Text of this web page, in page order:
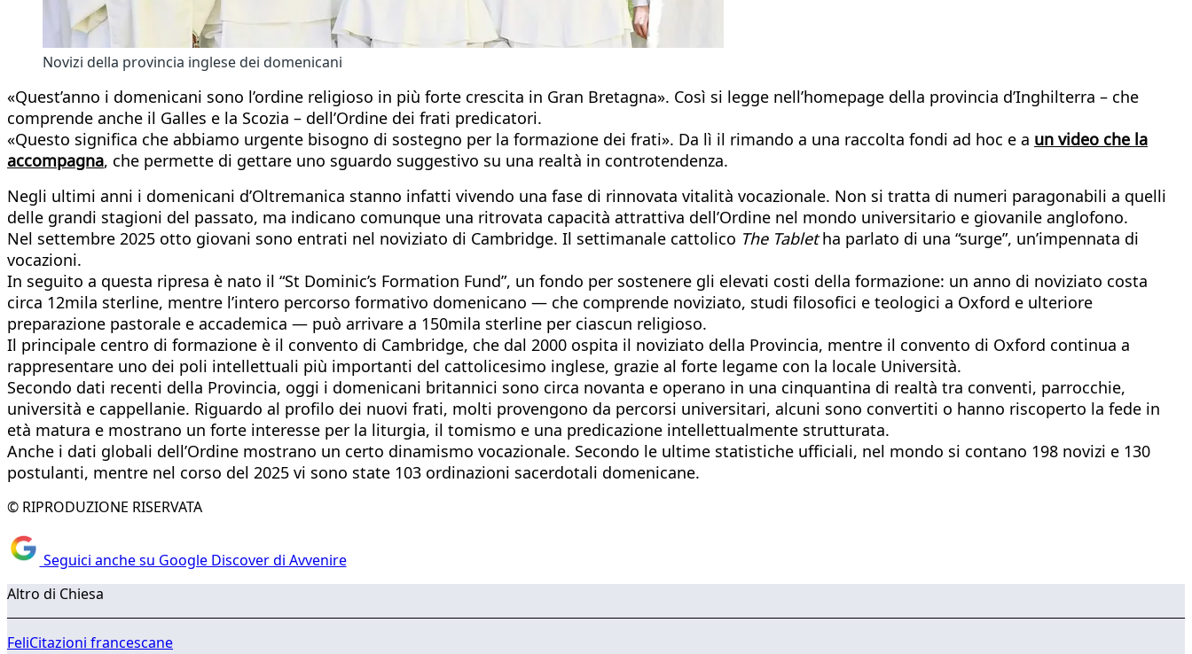
Novizi della provincia inglese dei domenicani
«Quest’anno i domenicani sono l’ordine religioso in più forte crescita in Gran Bretagna». Così si legge nell’homepage della provincia d’Inghilterra – che
comprende anche il Galles e la Scozia – dell’Ordine dei frati predicatori.
«Questo significa che abbiamo urgente bisogno di sostegno per la formazione dei frati». Da lì il rimando a una raccolta fondi ad hoc e a un video che la
accompagna, che permette di gettare uno sguardo suggestivo su una realtà in controtendenza.
Negli ultimi anni i domenicani d’Oltremanica stanno infatti vivendo una fase di rinnovata vitalità vocazionale. Non si tratta di numeri paragonabili a quelli
delle grandi stagioni del passato, ma indicano comunque una ritrovata capacità attrattiva dell’Ordine nel mondo universitario e giovanile anglofono.
Nel settembre 2025 otto giovani sono entrati nel noviziato di Cambridge. Il settimanale cattolico The Tabletha parlato di una “surge”, un’impennata di
vocazioni.
In seguito a questa ripresa è nato il “St Dominic’s Formation Fund”, un fondo per sostenere gli elevati costi della formazione: un anno di noviziato costa
circa 12mila sterline, mentre l’intero percorso formativo domenicano — che comprende noviziato, studi filosofici e teologici a Oxford e ulteriore
preparazione pastorale e accademica — può arrivare a 150mila sterline per ciascun religioso.
Il principale centro di formazione è il convento di Cambridge, che dal 2000 ospita il noviziato della Provincia, mentre il convento di Oxford continua a
rappresentare uno dei poli intellettuali più importanti del cattolicesimo inglese, grazie al forte legame con la locale Università.
Secondo dati recenti della Provincia, oggi i domenicani britannici sono circa novanta e operano in una cinquantina di realtà tra conventi, parrocchie,
università e cappellanie. Riguardo al profilo dei nuovi frati, molti provengono da percorsi universitari, alcuni sono convertiti o hanno riscoperto la fede in
età matura e mostrano un forte interesse per la liturgia, il tomismo e una predicazione intellettualmente strutturata.
Anche i dati globali dell’Ordine mostrano un certo dinamismo vocazionale. Secondo le ultime statistiche ufficiali, nel mondo si contano 198 novizi e 130
postulanti, mentre nel corso del 2025 vi sono state 103 ordinazioni sacerdotali domenicane.
© RIPRODUZIONE RISERVATA
Seguici anche su Google Discover di Avvenire
Altro di Chiesa
FeliCitazioni francescane